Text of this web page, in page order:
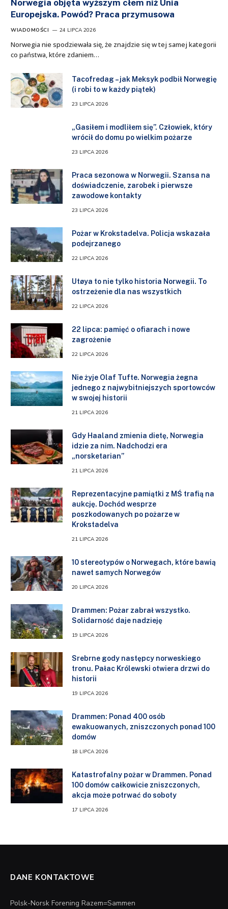
Norwegia objęta wyższym cłem niż Unia
Europejska. Powód? Praca przymusowa
WIADOMOŚCI 24 LIPCA 2026
Norwegia nie spodziewała się, że znajdzie się w tej samej kategorii
co państwa, które zdaniem…
Tacofredag – jak Meksyk podbił Norwegię
(i robi to w każdy piątek)
23 LIPCA 2026
„Gasiłem i modliłem się”. Człowiek, który
wrócił do domu po wielkim pożarze
23 LIPCA 2026
Praca sezonowa w Norwegii. Szansa na
doświadczenie, zarobek i pierwsze
zawodowe kontakty
23 LIPCA 2026
Pożar w Krokstadelva. Policja wskazała
podejrzanego
22 LIPCA 2026
Utøya to nie tylko historia Norwegii. To
ostrzeżenie dla nas wszystkich
22 LIPCA 2026
22 lipca: pamięć o ofiarach i nowe
zagrożenie
22 LIPCA 2026
Nie żyje Olaf Tufte. Norwegia żegna
jednego z najwybitniejszych sportowców
w swojej historii
21 LIPCA 2026
Gdy Haaland zmienia dietę, Norwegia
idzie za nim. Nadchodzi era
„norsketarian”
21 LIPCA 2026
Reprezentacyjne pamiątki z MŚ trafią na
aukcję. Dochód wesprze
poszkodowanych po pożarze w
Krokstadelva
21 LIPCA 2026
10 stereotypów o Norwegach, które bawią
nawet samych Norwegów
20 LIPCA 2026
Drammen: Pożar zabrał wszystko.
Solidarność daje nadzieję
19 LIPCA 2026
Srebrne gody następcy norweskiego
tronu. Pałac Królewski otwiera drzwi do
historii
19 LIPCA 2026
Drammen: Ponad 400 osób
ewakuowanych, zniszczonych ponad 100
domów
18 LIPCA 2026
Katastrofalny pożar w Drammen. Ponad
100 domów całkowicie zniszczonych,
akcja może potrwać do soboty
17 LIPCA 2026
DANE KONTAKTOWE
Polsk-Norsk Forening Razem=Sammen